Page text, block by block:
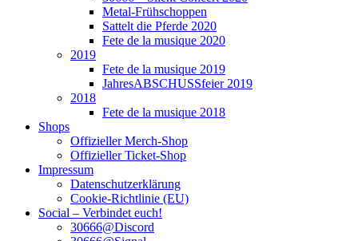
Metal-Frühschoppen
Sattelt die Pferde 2020
Fete de la musique 2020
2019
Fete de la musique 2019
JahresABSCHUSSfeier 2019
2018
Fete de la musique 2018
Shops
Offizieller Merch-Shop
Offizieller Ticket-Shop
Impressum
Datenschutzerklärung
Cookie-Richtlinie (EU)
Social – Verbindet euch!
30666@Discord